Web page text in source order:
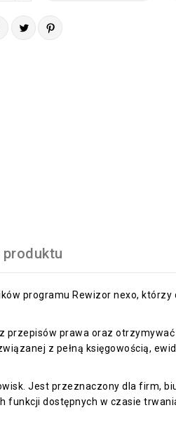
produktu
programu Rewizor nexo,
prawa oraz
z pełną księgowością,
Jest przeznaczony dla firm,
funkcji dostępnych w czasie